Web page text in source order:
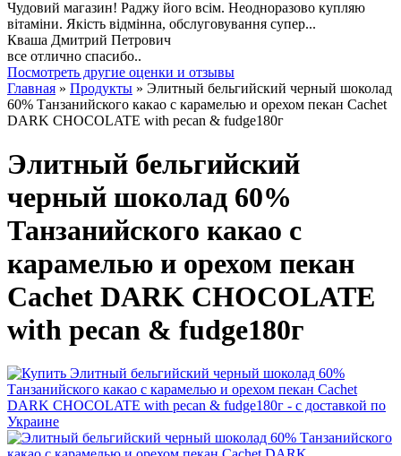
Чудовий магазин! Раджу його всім. Неодноразово купляю
вітаміни. Якість відмінна, обслуговування супер...
Кваша Дмитрий Петрович
все отлично спасибо..
Посмотреть другие оценки и отзывы
Главная » Продукты » Элитный бельгийский черный шоколад
60% Танзанийского какао с карамелью и орехом пекан Cachet
DARK CHOCOLATE with pecan & fudge180г
Элитный бельгийский
черный шоколад 60%
Танзанийского какао с
карамелью и орехом пекан
Cachet DARK CHOCOLATE
with pecan & fudge180г